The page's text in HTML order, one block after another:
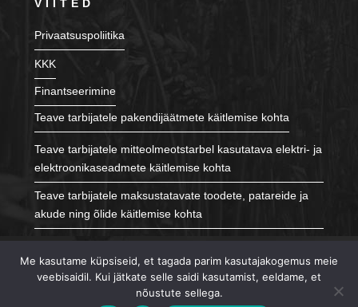
VIITED
Privaatsuspoliitika
KKK
Finantseerimine
Teave tarbijatele pakendijäätmete käitlemise kohta
Teave tarbijatele mitteolmeotstarbel kasutatava elektri- ja
elektroonikaseadmete käitlemise kohta
Teave tarbijatele maksustatavate toodete, patareide ja
akude ning õlide käitlemise kohta
JÄLGI MEID
Me kasutame küpsiseid, et tagada parim kasutajakogemus meie
veebisaidil. Kui jätkate selle saidi kasutamist, eeldame, et
nõustute sellega.